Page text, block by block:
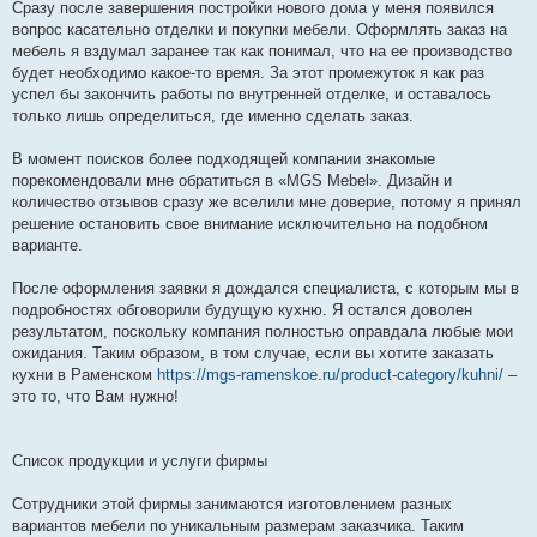
о
щ
е
и
е
Сразу после завершения постройки нового дома у меня появился
вопрос касательно отделки и покупки мебели. Оформлять заказ на
мебель я вздумал заранее так как понимал, что на ее производство
будет необходимо какое-то время. За этот промежуток я как раз
успел бы закончить работы по внутренней отделке, и оставалось
только лишь определиться, где именно сделать заказ.
В момент поисков более подходящей компании знакомые
порекомендовали мне обратиться в «MGS Mebel». Дизайн и
количество отзывов сразу же вселили мне доверие, потому я принял
решение остановить свое внимание исключительно на подобном
варианте.
После оформления заявки я дождался специалиста, с которым мы в
подробностях обговорили будущую кухню. Я остался доволен
результатом, поскольку компания полностью оправдала любые мои
ожидания. Таким образом, в том случае, если вы хотите заказать
кухни в Раменском https://mgs-ramenskoe.ru/product-category/kuhni/ –
это то, что Вам нужно!
Список продукции и услуги фирмы
Сотрудники этой фирмы занимаются изготовлением разных
вариантов мебели по уникальным размерам заказчика. Таким